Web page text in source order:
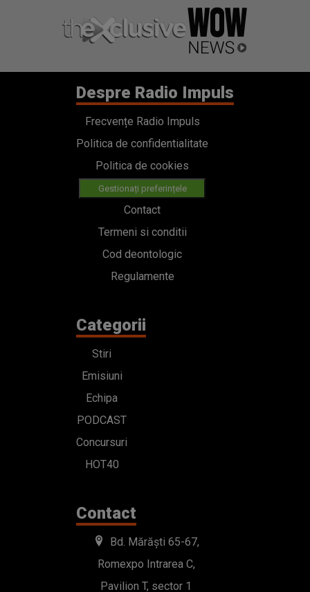
Politica de confidentialitate
Politica de cookies
Contact
Termeni si conditii
Cod deontologic
Regulamente
Categorii
Stiri
Emisiuni
Echipa
Concursuri
HOT40
Bd. Mărăști 65-67,
Romexpo Intrarea C,
Pavilion T, sector 1
LIVE : 0754-222.999
WhatsApp: 0754-222.999